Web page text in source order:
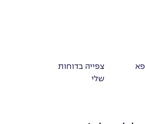
צפייה בדוחות
שלי